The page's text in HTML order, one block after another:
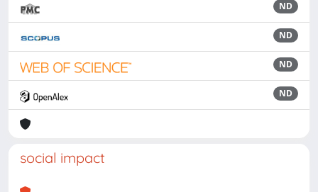
ND
ND
ND
ND
social impact